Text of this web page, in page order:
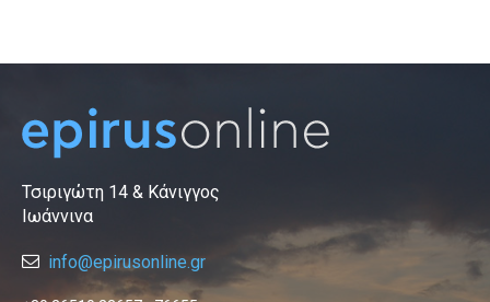
Τσιριγώτη 14 & Κάνιγγος
Ιωάννινα
info@epirusonline.gr